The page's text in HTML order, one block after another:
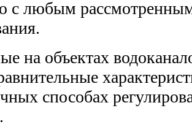
с любым
на объектах
способах